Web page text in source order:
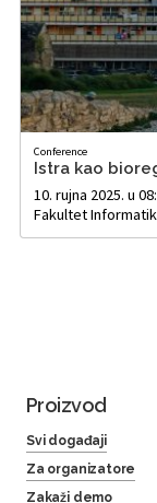
Conference
Istra kao
10. rujna 2025. u
Fakultet
Proizvod
Svi događaji
Za organizatore
Zakaži demo